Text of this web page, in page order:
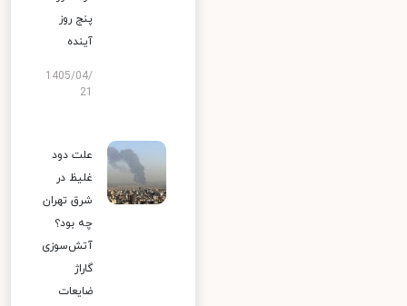
پنج روز
آینده
1405/04/
علت دود
غلیظ در
شرق تهران
چه بود؟
آتش‌سوزی
گاراژ
ضایعات